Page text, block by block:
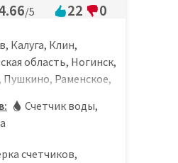
/5 22 0
Калуга, Клин,
область, Ногинск,
Раменское,
Химки, Щёлково,
Счетчик воды,
счетчиков,